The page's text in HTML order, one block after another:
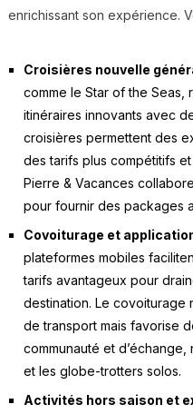
enrichissant son expérience.
Croisières nouvelle
comme le Star of the Seas,
itinéraires innovants avec
croisières permettent des
des tarifs plus compétitifs
Pierre & Vacances
pour fournir des packages
Covoiturage et
plateformes mobiles
tarifs avantageux pour
destination. Le covoiturage
de transport mais favorise
communauté et
et les globe-trotters solos.
Activités hors saison et